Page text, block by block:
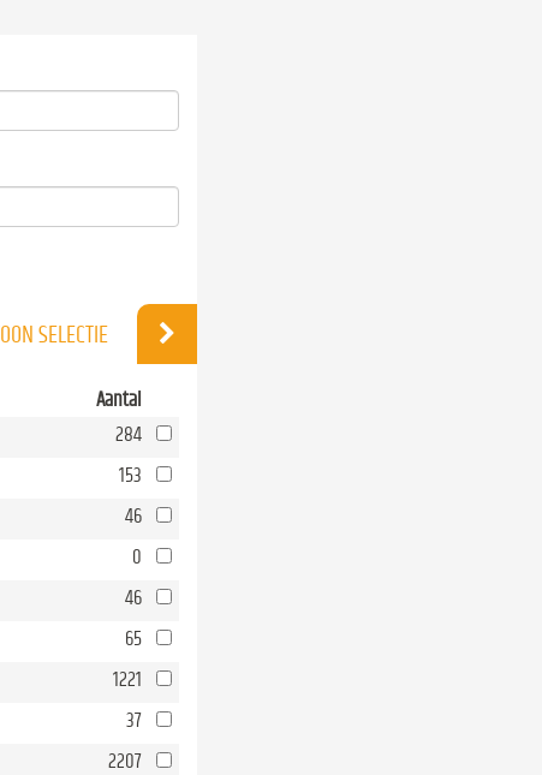
TOON SELECTIE
Aantal
284
153
46
0
46
65
1221
37
2207